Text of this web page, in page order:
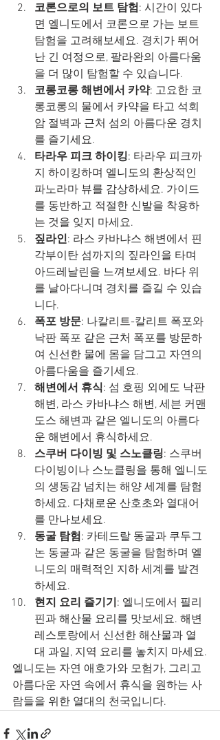
코론으로의 보트 탐험 : 시간이 있다
면 엘니도에서 코론으로 가는 보트
탐험을 고려해보세요. 경치가 뛰어
난 긴 여정으로, 팔라완의 아름다움
을 더 많이 탐험할 수 있습니다.
코롱코롱 해변에서 카약: 고요한 코
롱코롱의 물에서 카약을 타고 석회
암 절벽과 근처 섬의 아름다운 경치
를 즐기세요.
타라우 피크 하이킹: 타라우 피크까
지 하이킹하며 엘니도의 환상적인
파노라마 뷰를 감상하세요. 가이드
를 동반하고 적절한 신발을 착용하
는 것을 잊지 마세요.
짚라인: 라스 카바냐스 해변에서 핀
각부이탄 섬까지의 짚라인을 타며
아드레날린을 느껴보세요. 바다 위
를 날아다니며 경치를 즐길 수 있습
니다.
폭포 방문: 나칼리트-칼리트 폭포와
낙판 폭포 같은 근처 폭포를 방문하
여 신선한 물에 몸을 담그고 자연의
아름다움을 즐기세요.
해변에서 휴식: 섬 호핑 외에도 낙판
해변, 라스 카바냐스 해변, 세븐 커맨
도스 해변과 같은 엘니도의 아름다
운 해변에서 휴식하세요.
스쿠버 다이빙 및 스노클링: 스쿠버
다이빙이나 스노클링을 통해 엘니도
의 생동감 넘치는 해양 세계를 탐험
하세요. 다채로운 산호초와 열대어
를 만나보세요.
동굴 탐험 : 카테드랄 동굴과 쿠두그
논 동굴과 같은 동굴을 탐험하며 엘
니도의 매력적인 지하 세계를 발견
하세요.
현지 요리 즐기기 : 엘니도에서 필리
핀과 해산물 요리를 맛보세요. 해변
레스토랑에서 신선한 해산물과 열
대 과일, 지역 요리를 놓치지 마세요.
엘니도는 자연 애호가와 모험가, 그리고
아름다운 자연 속에서 휴식을 원하는 사
람들을 위한 열대의 천국입니다.